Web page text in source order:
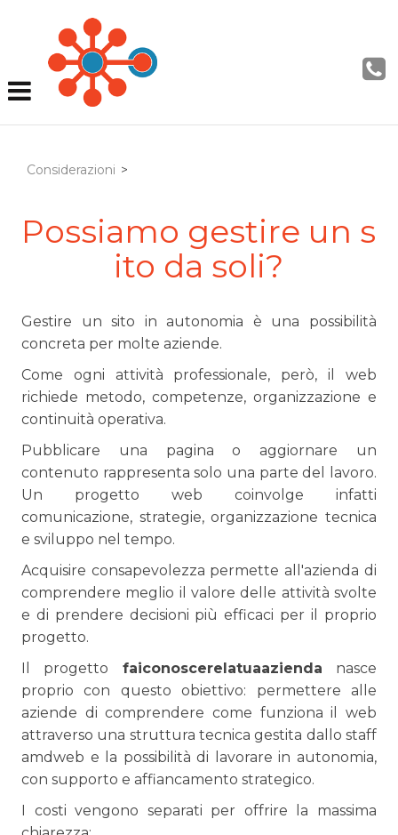
Considerazioni >
Possiamo gestire un s
ito da soli?
Gestire un sito in autonomia è una possibilità
concreta per molte aziende.
Come ogni attività professionale, però, il web
richiede metodo, competenze, organizzazione e
continuità operativa.
Pubblicare una pagina o aggiornare un
contenuto rappresenta solo una parte del lavoro.
Un progetto web coinvolge infatti
comunicazione, strategie, organizzazione tecnica
e sviluppo nel tempo.
Acquisire consapevolezza permette all'azienda di
comprendere meglio il valore delle attività svolte
e di prendere decisioni più efficaci per il proprio
progetto.
Il progetto faiconoscerelatuaazienda nasce
proprio con questo obiettivo: permettere alle
aziende di comprendere come funziona il web
attraverso una struttura tecnica gestita dallo staff
amdweb e la possibilità di lavorare in autonomia,
con supporto e affiancamento strategico.
I costi vengono separati per offrire la massima